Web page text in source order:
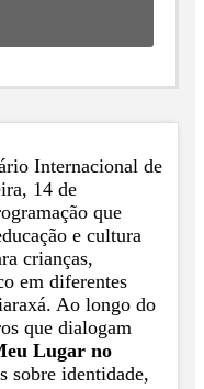
Internacional de
14 de
que
e cultura
crianças,
em diferentes
Ao longo do
que dialogam
Lugar no
sobre identidade,